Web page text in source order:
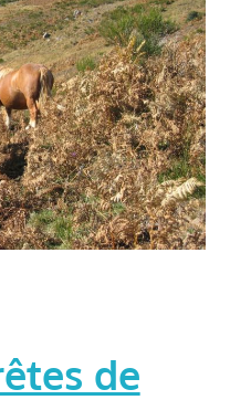
de